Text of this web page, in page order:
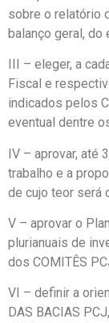
sobre o relatório
balanço geral, do
III – eleger, a
Fiscal e
indicados pelos
eventual dentre
IV – aprovar, até
trabalho e a
de cujo teor será
V – aprovar o
plurianuais de
dos COMITÊS
VI – definir a
DAS BACIAS